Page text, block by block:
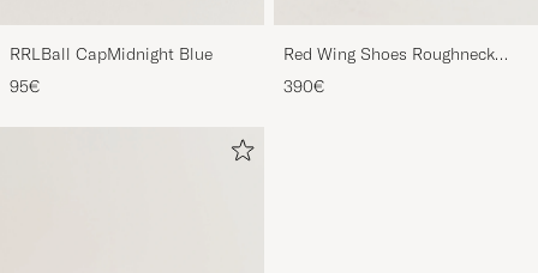
RRLBall CapMidnight Blue
95€
Red Wing Shoes Roughneck
Boot Briar Oil Slick Leather
390€